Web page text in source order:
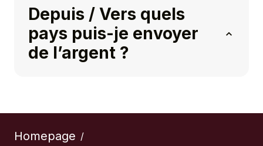
Depuis / Vers quels
pays puis-je envoyer
de l’argent ?
Homepage /